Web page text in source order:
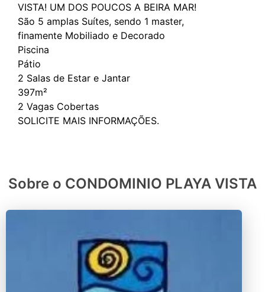
VISTA! UM DOS POUCOS A BEIRA MAR!
São 5 amplas Suítes, sendo 1 master,
finamente Mobiliado e Decorado
Piscina
Pátio
2 Salas de Estar e Jantar
397m²
2 Vagas Cobertas
Sobre o CONDOMINIO PLAYA VISTA